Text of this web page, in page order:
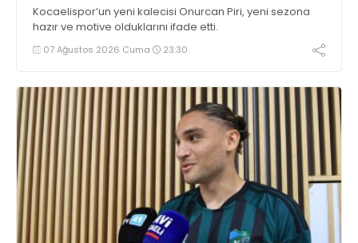
Kocaelispor’un yeni kalecisi Onurcan Piri, yeni sezona
hazır ve motive olduklarını ifade etti.
07 Ağustos 2026 Cuma 23:30